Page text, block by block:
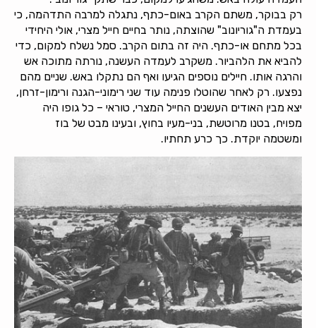
רק בבוקר, משתם הקרב באום-כתף, נתגלה למרבה התדהמה, כי
בעמדת ה"גוריונוב" שהוצתה, נותר בחיים חייל מצרי, אולי היחידי
בכל מתחם או-כתף. היה זה בתום הקרב. סמל נשלח למקום, כדי
להביא את הלהביור. משקרב לעמדה העשנה, נורתה מתוכה אש
והרגה אותו. חיילים נוספים הגיעו ואף הם נתקלו באש. שניים מהם
נפצעו. רק לאחר שהוטלו פנימה עוד שני רימוני-הגנה ורימון-זרחן,
יצא מבין האודים העשנים החייל המצרי, טוראי – כל גופו היה
מפויח, בטנו מרוטשת, בני-מעיו בחוץ, ובעינו מבט של בוז
ומשטמה יוקדת. כך כרע תחתיו.